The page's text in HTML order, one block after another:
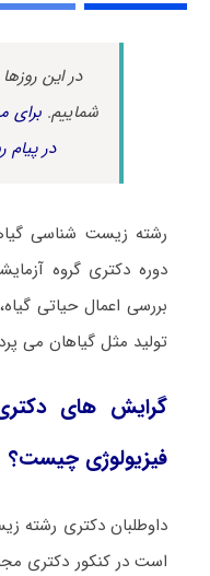
در این
شماییم.برای
در پیام
رشته زیست شناسی
دوره دکتری گروه
بررسی اعمال حیاتی
تولید مثل گیاهان می
گرایش های
ﻓﻴﺰﻳﻮﻟﻮژی چیست؟
داوطلبان دکتری رشته
است در کنکور دکتری